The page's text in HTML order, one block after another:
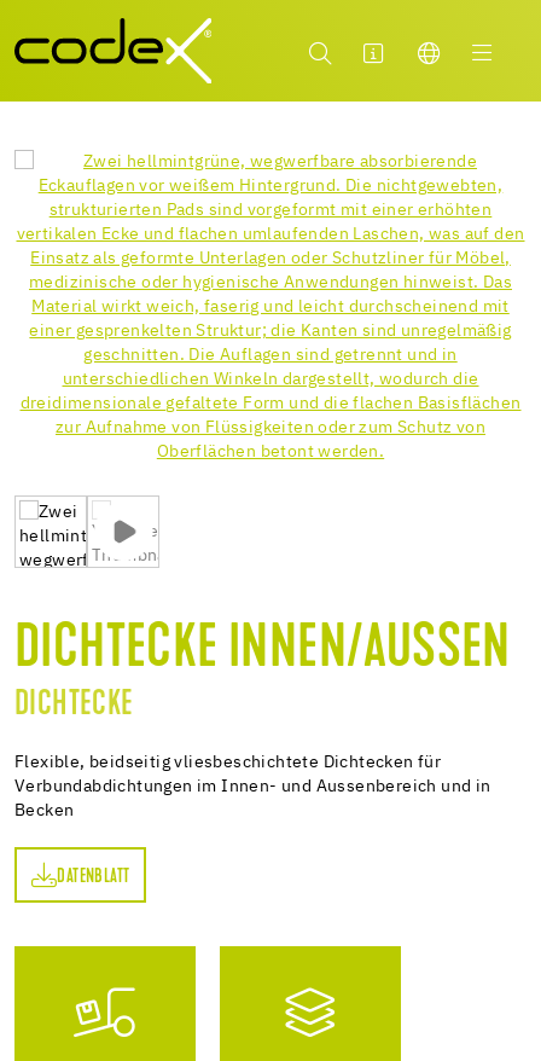
DICHTECKE INNEN/AUSSEN
DICHTECKE
Flexible, beidseitig vliesbeschichtete Dichtecken für
Verbundabdichtungen im Innen- und Aussenbereich und in
Becken
DATENBLATT